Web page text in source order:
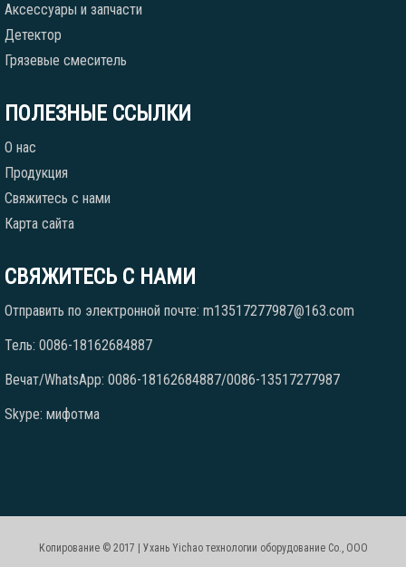
Аксессуары и запчасти
Детектор
Грязевые смеситель
ПОЛЕЗНЫЕ ССЫЛКИ
О нас
Продукция
Свяжитесь с нами
Карта сайта
СВЯЖИТЕСЬ С НАМИ
Отправить по электронной почте: m13517277987@163.com
Тель: 0086-18162684887
Вечат/WhatsApp: 0086-18162684887/0086-13517277987
Skype: мифотма
Копирование © 2017 | Ухань Yichao технологии оборудование Co., ООО